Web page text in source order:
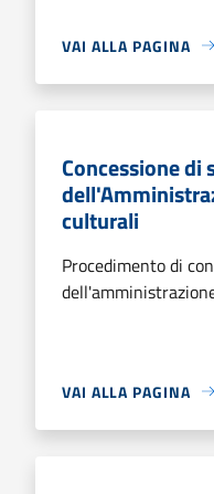
VAI ALLA PAGINA
Concessione di
culturali
Procedimento di
VAI ALLA PAGINA